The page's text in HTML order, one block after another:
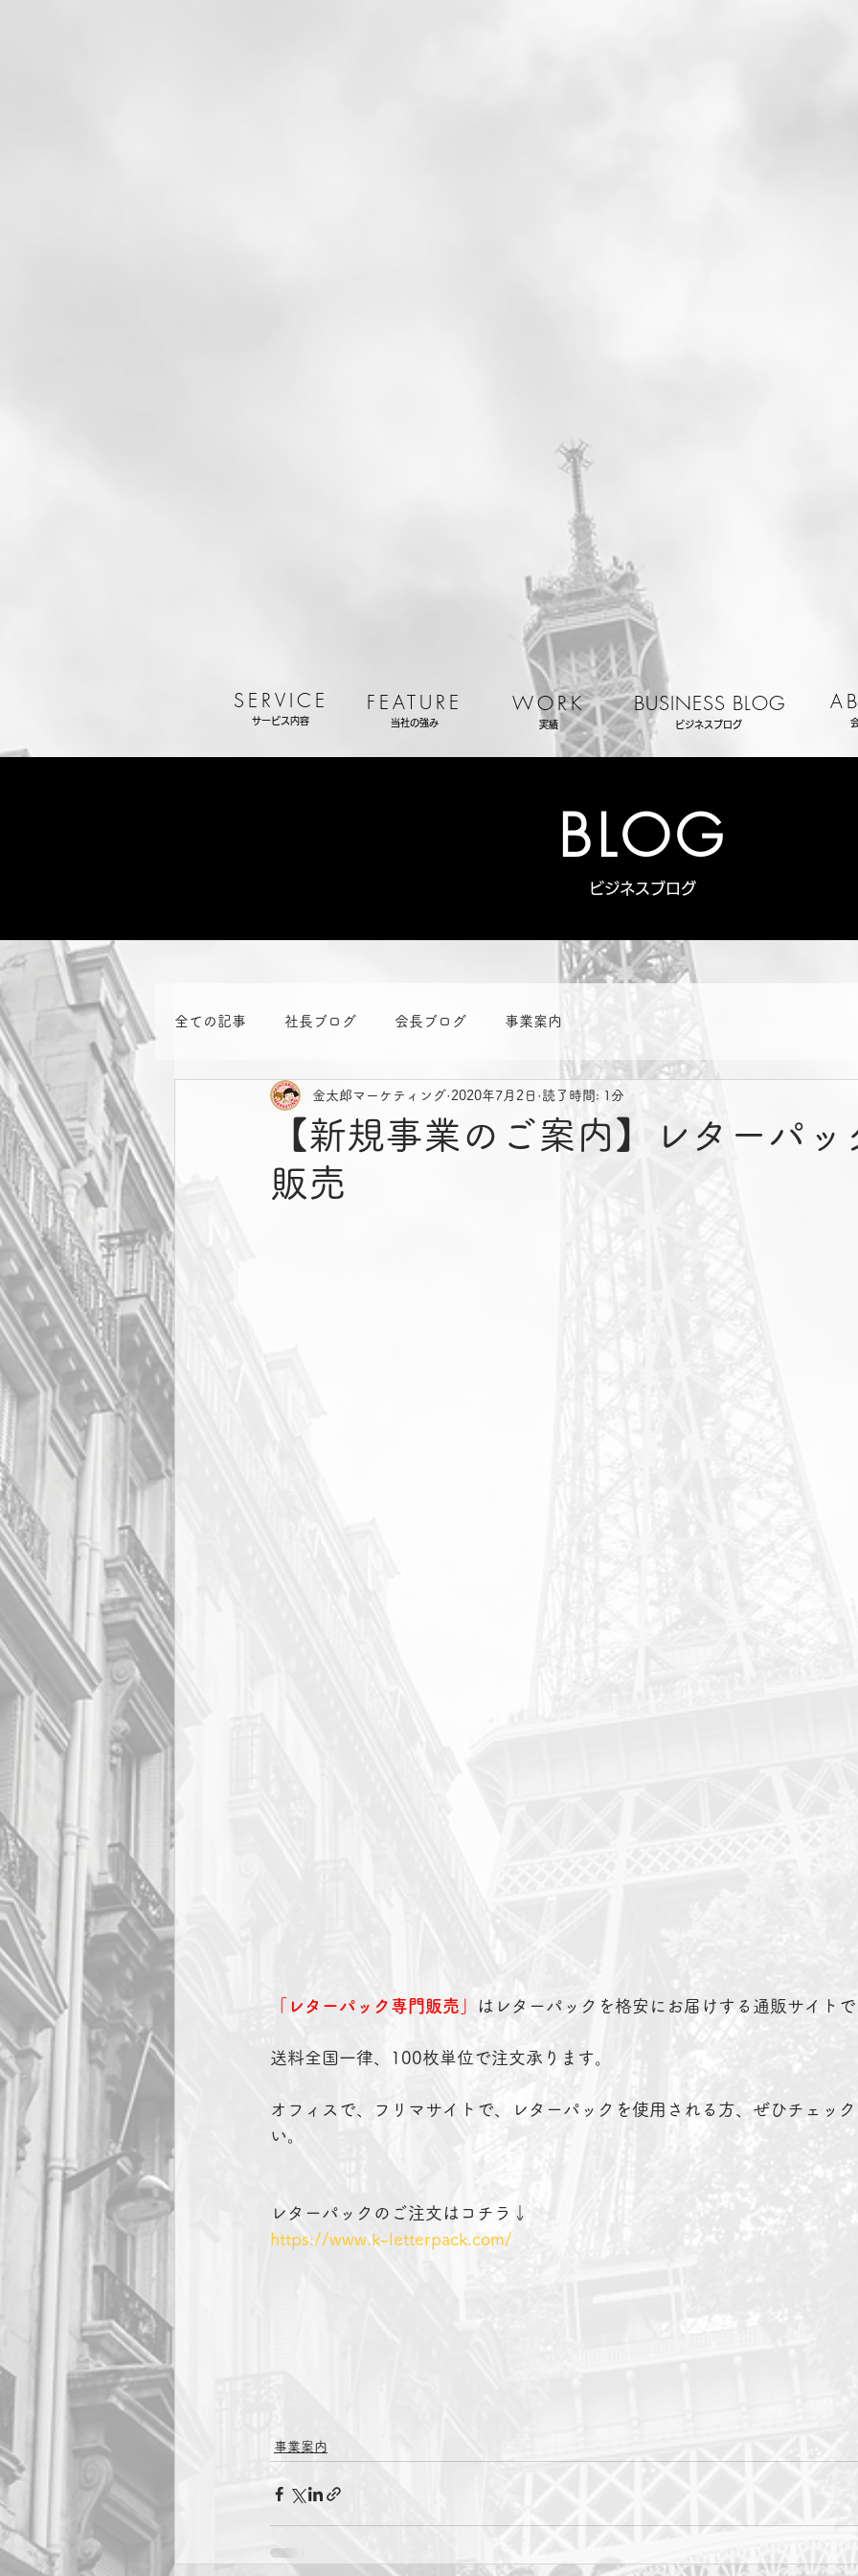
SERVICE
サービス内容
FEATURE
当社の強み
WORK
実績
BUSINESS BLOG
ビジネスブログ
BLOG
ビジネスブログ
全ての記事 社長ブログ 会長ブログ 事業案内
【新規事業のご案内】レターパッ
販売
金太郎マーケティング 2020年7月2日 読了時間: 1分
「レターパック専門販売」 はレターパックを格安にお届けする通販サイト
送料全国一律、100枚単位で注文承ります。
オフィスで、フリマサイトで、レターパックを使用される方、ぜひチェッ
い。
レターパックのご注文はコチラ↓
https://www.k-letterpack.com/
事業案内